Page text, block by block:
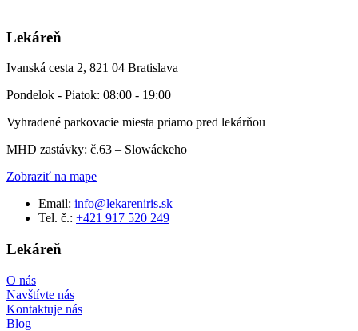
Lekáreň
Ivanská cesta 2, 821 04 Bratislava
Pondelok - Piatok: 08:00 - 19:00
Vyhradené parkovacie miesta priamo pred lekárňou
MHD zastávky: č.63 – Slowáckeho
Zobraziť na mape
Email: info@lekareniris.sk
Tel. č.: +421 917 520 249
Lekáreň
O nás
Navštívte nás
Kontaktuje nás
Blog